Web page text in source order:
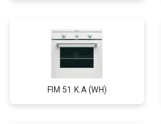
FIM 51 K.A (WH)